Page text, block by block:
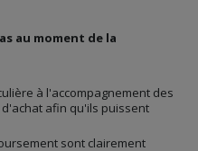
au moment de la
à l'accompagnement des
afin qu'ils puissent
sont clairement